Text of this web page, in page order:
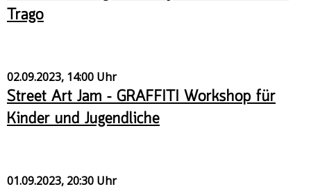
Trago
02.09.2023, 14:00 Uhr
Street Art Jam – GRAFFITI Workshop für
Kinder und Jugendliche
01.09.2023, 20:30 Uhr